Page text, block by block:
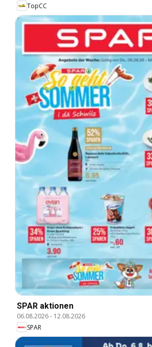
TopCC
SPAR aktionen
06.08.2026- 12.08.2026
SPAR